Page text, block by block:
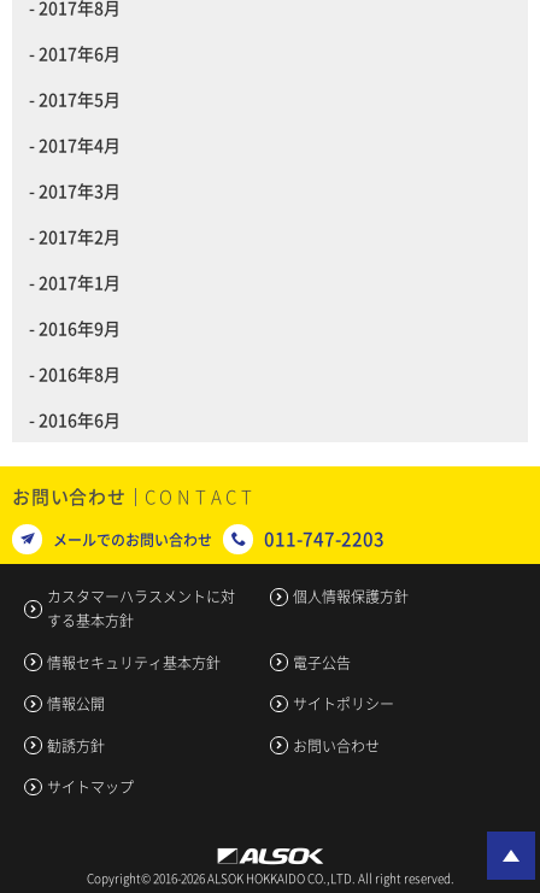
2017年8月
2017年6月
2017年5月
2017年4月
2017年3月
2017年2月
2017年1月
2016年9月
2016年8月
2016年6月
お問い合わせ
メールでのお問い合わせ 011-747-2203
カスタマーハラスメントに対
する基本方針
個人情報保護方針
情報セキュリティ基本方針
電子公告
情報公開
サイトポリシー
勧誘方針
お問い合わせ
サイトマップ
Copyright© 2016-2026 ALSOK HOKKAIDO CO.,LTD. All right reserved.